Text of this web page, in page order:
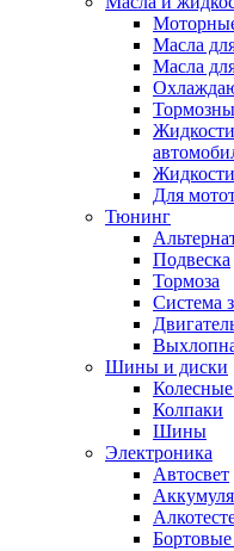
Масла
Масла
Жидкости
Для
Тюнинг
Подвеска
Тормоза
Система
Шины и диски
Колпаки
Шины
Электроника
Автосвет